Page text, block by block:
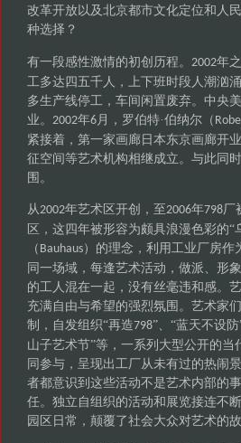
改革开放以及北京都市文化定位和人
种选择？
有一段感性激情的初创历程。 2002年
工多达四五千人，上下班时段人潮汹
多生产线停工，车间闲置废弃。中央
业。 2002年6月，罗伯特·伯纳尔（
紧接着，第一家画廊日本东京画廊开
征空间等艺术机构相继成立。与此同
围。
从2002年艺术区开创，至2006年798厂
区，这四年被形容为颇具浪漫色彩的
（ Bauhaus）的理念，利用工业厂房作
同一场域，每逢艺术活动，做派、形
的工人混在一起，没有丝毫违和感。
充满自由与希望的强烈氛围。艺术家
制，自发组织“再造798”、“蓝天不设
山子艺术节”等，一系列大型公开的
同参与，呈现出工厂从未有过的热闹
者都意识到这些活动不是艺术内部的
任。独立自组织的活动和展览接连不
园区日常，颠覆了社会大众对艺术的故